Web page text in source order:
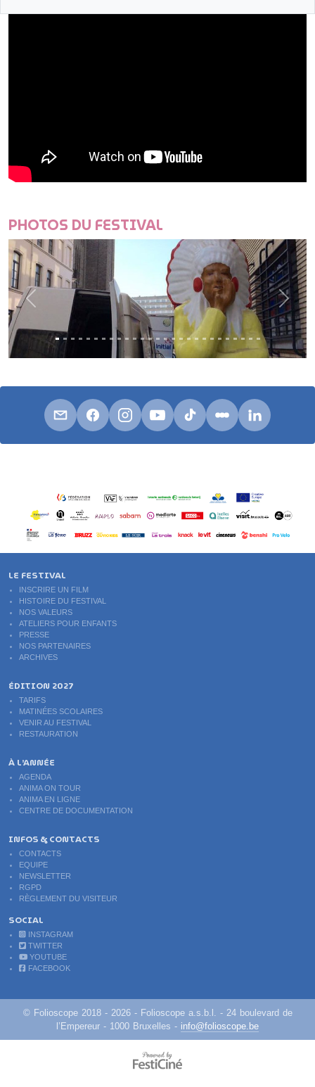
PHOTOS DU FESTIVAL
Avant Avant
LE FESTIVAL
INSCRIRE UN FILM
HISTOIRE DU FESTIVAL
NOS VALEURS
ATELIERS POUR ENFANTS
PRESSE
NOS PARTENAIRES
ARCHIVES
ÉDITION 2027
TARIFS
MATINÉES SCOLAIRES
VENIR AU FESTIVAL
RESTAURATION
À L’ANNÉE
AGENDA
ANIMA ON TOUR
ANIMA EN LIGNE
CENTRE DE DOCUMENTATION
INFOS & CONTACTS
CONTACTS
EQUIPE
NEWSLETTER
RGPD
RÈGLEMENT DU VISITEUR
SOCIAL
INSTAGRAM
TWITTER
YOUTUBE
FACEBOOK
© Folioscope 2018 - 2026 - Folioscope a.s.b.l. - 24 boulevard de
l’Empereur - 1000 Bruxelles - info@folioscope.be